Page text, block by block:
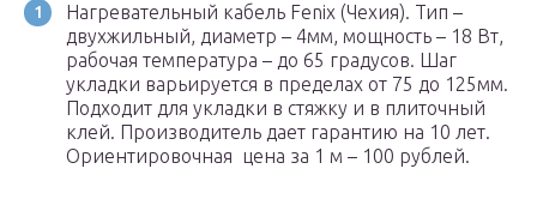
Нагревательный кабель Fenix (Чехия). Тип –
двухжильный, диаметр – 4мм, мощность – 18 Вт,
рабочая температура – до 65 градусов. Шаг
укладки варьируется в пределах от 75 до 125мм.
Подходит для укладки в стяжку и в плиточный
клей. Производитель дает гарантию на 10 лет.
Ориентировочная цена за 1 м – 100 рублей.